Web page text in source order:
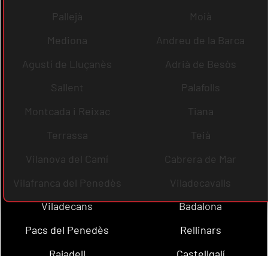
Pallejà
Moià
Mediona
Andreu de la Barca
Agustí de Lluçanès
Adrià de Besòs
Sallent
Palafolls
Montcada i Reixac
Tiana
Terrassa
Teià
Vilanova del Camí
Cabrera de Mar
Vilafranca del Penedès
Viladecavalls
Viladecans
Badalona
Pacs del Penedès
Rellinars